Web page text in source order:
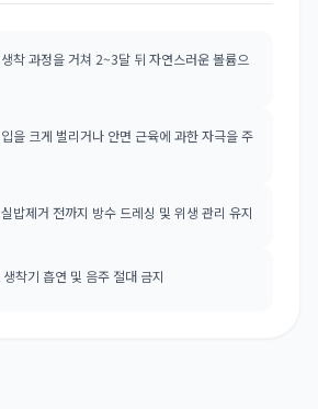
생착 과정을 거쳐 2~3달 뒤 자연스러운 볼륨으
입을 크게 벌리거나 안면 근육에 과한 자극을 주
실밥제거 전까지 방수 드레싱 및 위생 관리 유지
생착기 흡연 및 음주 절대 금지